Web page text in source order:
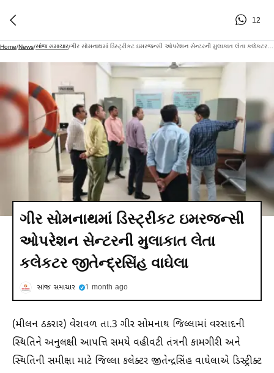
12
Home/News/સાંજ સમાચાર/
ગીર સોમનાથમાં ડિસ્ટ્રીકટ ઇમરજન્સી
ઓપરેશન સેન્ટરની મુલાકાત લેતા
કલેકટર જીતેન્દ્રસિંહ વાઘેલા
સાંજ સમાચાર 1 month ago
(મીલન ઠકરાર) વેરાવળ તા.3 ગીર સોમનાથ જિલ્લામાં વરસાદની
સ્થિતિને અનુલક્ષી આપત્તિ સમયે વહીવટી તંત્રની કામગીરી અને
સ્થિતિની સમીક્ષા માટે જિલ્લા કલેક્ટર જીતેન્દ્રસિંહ વાઘેલાએ ડિસ્ટ્રીક્ટ